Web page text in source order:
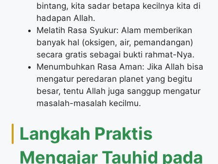
bintang, kita sadar betapa kecilnya kita di
hadapan Allah.
Melatih Rasa Syukur: Alam memberikan
banyak hal (oksigen, air, pemandangan)
secara gratis sebagai bukti rahmat-Nya.
Menumbuhkan Rasa Aman: Jika Allah bisa
mengatur peredaran planet yang begitu
besar, tentu Allah juga sanggup mengatur
masalah-masalah kecilmu.
Langkah Praktis
Mengajar Tauhid pada